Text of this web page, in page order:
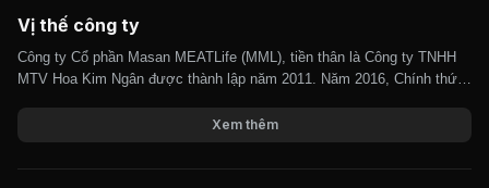
Vị thế công ty
Công ty Cổ phần Masan MEATLife (MML), tiền thân là Công ty TNHH
MTV Hoa Kim Ngân được thành lập năm 2011. Năm 2016, Chính thức
là: Hoạt động đầu tư, tư vấn quản lý và hoạt động thương mại mua bán
hàng hóa; Sản xuất, chế biến, gia công các sản phẩm thức ăn gia súc,
gia cầm, thủy sản... MML là đơn vị thành viên của Tập đoàn Masan, do
Xem thêm